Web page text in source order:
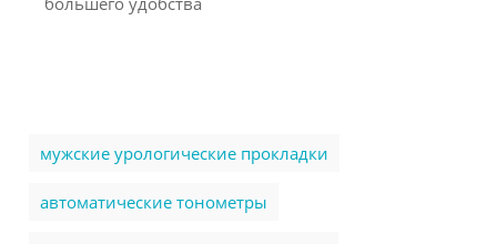
мужские урологические прокладки
автоматические тонометры